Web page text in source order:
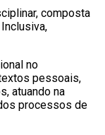
composta
no
pessoais,
atuando na
processos de